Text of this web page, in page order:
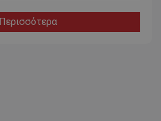
Περισσότερα